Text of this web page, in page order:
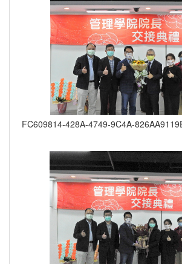
FC609814-428A-4749-9C4A-